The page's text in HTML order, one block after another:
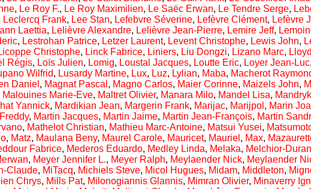
, Le Roy F., Le Roy Maximilien, Le Saëc Erwan, Le Tendre Serge,
Leclercq Frank, Lee Stan, Lefebvre Séverine, Lefèvre Clément, Lefèvre
Laettia, Lelièvre Alexandre, Lelièvre Jean-Pierre, Lemire Jeff,
, Lestrohan Patrice, Letzer Laurent, Levent Christophe, Lewis John,
Christophe, Linck Fabrice, Liniers, Liu Dongzi, Lizano Marc,
Régis, Loïs Julien, Lomig, Loustal Jacques, Loutte Eric, Loyer Jean-Luc,
Wilfrid, Lusardy Martine, Lux, Luz, Lylian, Maba, Macherot
Daniel , Magnat Pascal , Magno Carlos, Maier Corinne, Maizels John,
Malouines Marie-Eve, Maltret Olivier, Manara Milo, Mandel Lisa,
Yannick, Mardikian Jean, Margerin Frank, Marijac, Marijpol , Marin
, Martin Jacques, Martin Jaime, Martin Jean-François, Martin
, Mathelot Christian, Mathieu Marc-Antoine, Matsui Yusei,
, Matz, Maulana Beny, Maurel Carole, Mauricet, Mauriel , Max,
Fabrice, Mederos Eduardo, Medley Linda, Melaka, Melchior-
, Meyer Jennifer L., Meyer Ralph, Meylaender Nick, Meylaender
Claude, MiTacq, Michiels Steve, Micol Hugues, Midam, Middleton,
Chrys, Mills Pat, Milonogiannis Glannis, Mimran Olivier, Minaverry